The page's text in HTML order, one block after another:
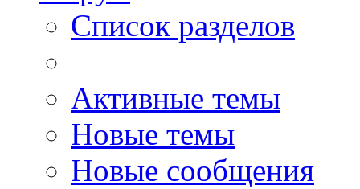
Список разделов
Активные темы
Новые темы
Новые сообщения